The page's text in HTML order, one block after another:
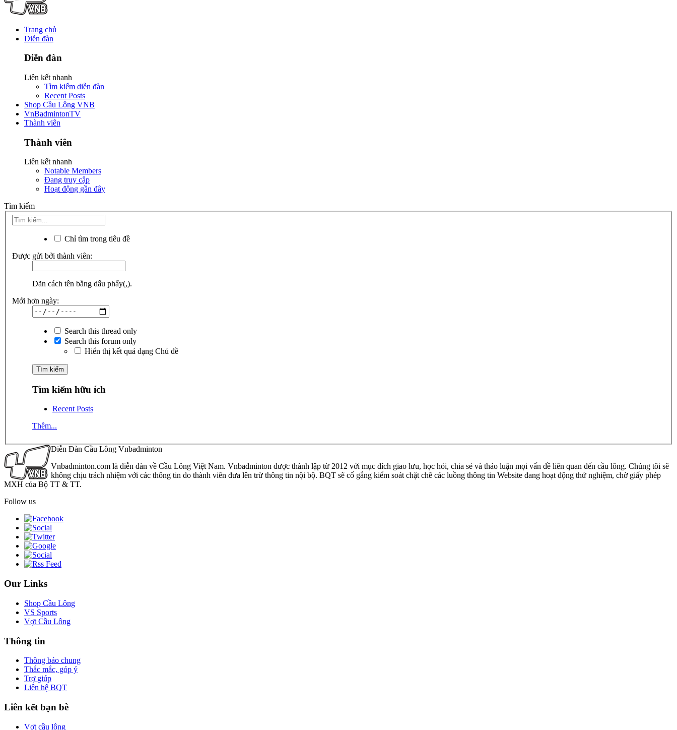
Trang chủ
Diễn đàn
Diễn đàn
Liên kết nhanh
Tìm kiếm diễn đàn
Recent Posts
Shop Cầu Lông VNB
VnBadmintonTV
Thành viên
Thành viên
Liên kết nhanh
Notable Members
Đang truy cập
Hoạt động gần đây
Tìm kiếm
Chỉ tìm trong tiêu đề
Được gửi bởi thành viên:
Dãn cách tên bằng dấu phẩy(,).
Mới hơn ngày:
Search this thread only
Search this forum only
Hiển thị kết quả dạng Chủ đề
Tìm kiếm hữu ích
Recent Posts
Thêm...
Diễn Đàn Cầu Lông Vnbadminton
Vnbadminton.com là diễn đàn về Cầu Lông Việt Nam. Vnbadminton được thành lập từ 2012 với mục đích giao lưu, học hỏi, chia sẻ và thảo luận mọi vấn đề liên quan đến cầu lông. Chúng tôi sẽ
không chịu trách nhiệm với các thông tin do thành viên đưa lên trừ thông tin nội bộ. BQT sẽ cố gắng kiểm soát chặt chẽ các luồng thông tin Website đang hoạt động thử nghiệm, chờ giấy phép
MXH của Bộ TT & TT.
Follow us
Our Links
Shop Cầu Lông
VS Sports
Vợt Cầu Lông
Thông tin
Thông báo chung
Thắc mắc, góp ý
Trợ giúp
Liên hệ BQT
Liên kết bạn bè
Vợt cầu lông